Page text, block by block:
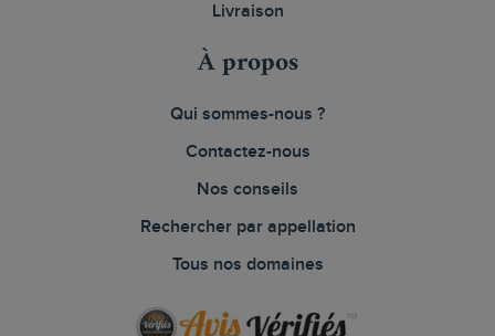
Livraison
À propos
Qui sommes-nous ?
Contactez-nous
Nos conseils
Rechercher par appellation
Tous nos domaines